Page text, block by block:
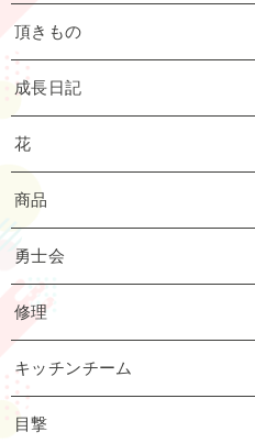
頂きもの
成長日記
花
商品
勇士会
修理
キッチンチーム
目撃